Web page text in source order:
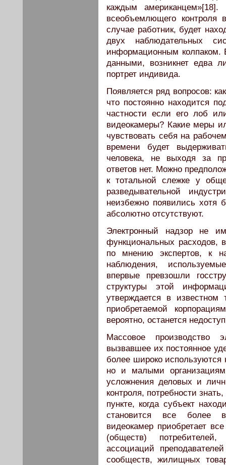
каждым американцем»[18].
всеобъемлющего контроля
случае работник, будет
двух наблюдательных
информационным колпаком.
данными, возникнет едва
портрет индивида.
Появляется ряд вопросов:
что постоянно находится
частности если его лоб
видеокамеры? Какие меры
чувствовать себя на
времени будет
человека, не выходя за
ответов нет. Можно
к тотальной слежке у
разведывательной
неизбежно появились хотя
абсолютно отсутствуют.
Электронный надзор не
функциональных расходов,
по мнению экспертов, к
наблюдения,
впервые превзошли
структуры этой
утверждается в
приобретаемой
вероятно, останется
Массовое производство
вызвавшее их постоянное
более широко используются
но и малыми
усложнения деловых и
контроля, потребности
пункте, когда субъект
становится все более
видеокамер приобретает
(обществ)
ассоциаций
сообществ, жилищных